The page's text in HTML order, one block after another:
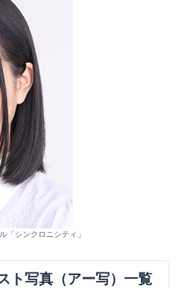
「シンクロニシティ」
ト写真（アー写）一覧